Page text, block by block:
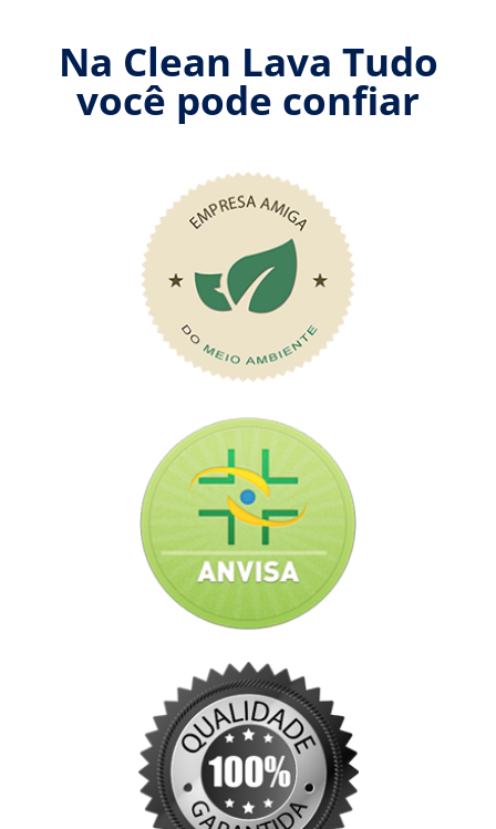
Na Clean Lava Tudo
você pode confiar